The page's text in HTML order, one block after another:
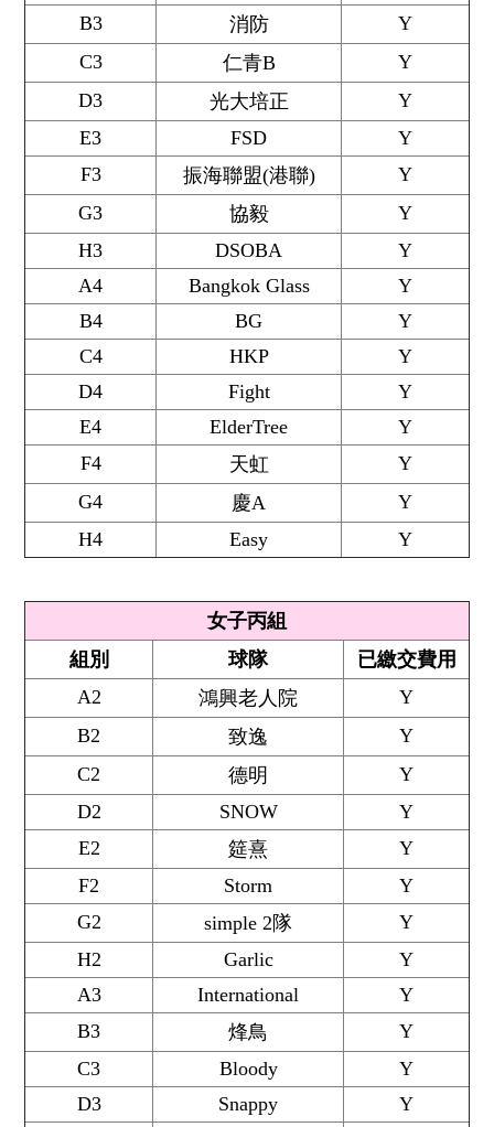
B3
消防
Y
C3
仁青B
Y
D3
光大培正
Y
E3
FSD
Y
F3
振海聯盟(港聯)
Y
G3
協毅
Y
H3
DSOBA
Y
A4
Bangkok Glass
Y
B4
BG
Y
C4
HKP
Y
D4
Fight
Y
E4
ElderTree
Y
F4
天虹
Y
G4
慶A
Y
H4
Easy Y
女子丙組
組別
球隊
已繳交費用
A2
鴻興老人院
Y
B2
致逸
Y
C2
德明
Y
D2
SNOW
Y
E2
筵熹
Y
F2
Storm
Y
G2
simple 2隊
Y
H2
Garlic
Y
A3
International
Y
B3
烽鳥
Y
C3
Bloody
Y
D3
Snappy Y